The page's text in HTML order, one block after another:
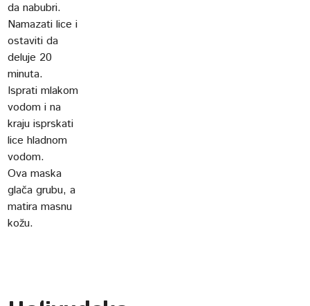
da nabubri.
Namazati lice i
ostaviti da
deluje 20
minuta.
Isprati mlakom
vodom i na
kraju isprskati
lice hladnom
vodom.
Ova maska
glača grubu, a
matira masnu
kožu.